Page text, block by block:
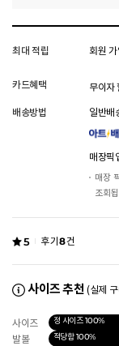
모든 혜택이 적용된 금
최대 적립 회원 가
카드혜택 무이자
배송방법 일반배
매장픽
매장
조회
5 후기8건
사이즈 추천 (실제
사이즈 정 사이즈100%
발볼 적당함100%